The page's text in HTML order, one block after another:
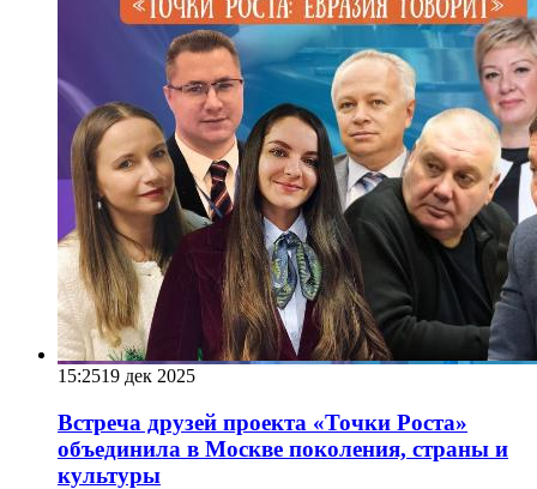
15:2519 дек 2025
Встреча друзей проекта «Точки Роста»
объединила в Москве поколения, страны и
культуры